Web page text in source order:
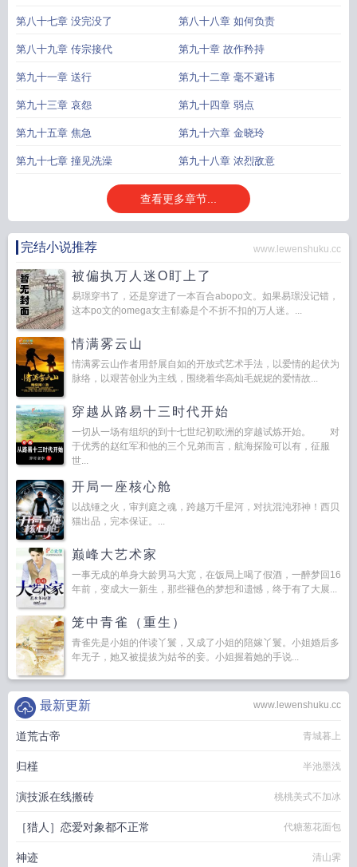
第八十七章 没完没了 第八十八章 如何负责
第八十九章 传宗接代 第九十章 故作矜持
第九十一章 送行 第九十二章 毫不避讳
第九十三章 哀怨 第九十四章 弱点
第九十五章 焦急 第九十六章 金晓玲
第九十七章 撞见洗澡 第九十八章 浓烈敌意
查看更多章节...
完结小说推荐 www.lewenshuku.cc
被偏执万人迷O盯上了
易璟穿书了，还是穿进了一本百合abopo文。如果易璟没记错，
这本po文的omega女主郁淼是个不折不扣的万人迷。...
情满雾云山
情满雾云山作者用舒展自如的开放式艺术手法，以爱情的起伏为
脉络，以艰苦创业为主线，围绕着华高灿毛妮妮的爱情故...
穿越从路易十三时代开始
一切从一场有组织的到十七世纪初欧洲的穿越试炼开始。 对
于优秀的赵红军和他的三个兄弟而言，航海探险可以有，征服
世...
开局一座核心舱
以战锤之火，审判庭之魂，跨越万千星河，对抗混沌邪神！西贝
猫出品，完本保证。...
巅峰大艺术家
一事无成的单身大龄男马大宽，在饭局上喝了假酒，一醉梦回16
年前，变成大一新生，那些褪色的梦想和遗憾，终于有了大展...
笼中青雀（重生）
青雀先是小姐的伴读丫鬟，又成了小姐的陪嫁丫鬟。小姐婚后多
年无子，她又被提拔为姑爷的妾。小姐握着她的手说...
www.lewenshuku.cc
最新更新
道荒古帝 青城暮上
归槿 半池墨浅
演技派在线搬砖 桃桃美式不加冰
［猎人］恋爱对象都不正常 代糖葱花面包
神迹 清山霁